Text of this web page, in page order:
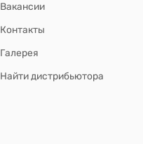
Вакансии
Контакты
Галерея
Найти дистрибьютора